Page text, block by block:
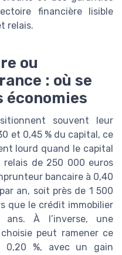
financière lisible
relais.
ou
: où se
économies
souvent leur
et 0,45 % du capital, ce
lourd quand le capital
relais de 250 000 euros
bancaire à 0,40
an, soit près de 1 500
que le crédit immobilier
À l’inverse, une
peut ramener ce
0,20 %, avec un gain